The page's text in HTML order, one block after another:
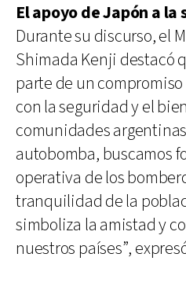
El apoyo de Japón a
Durante su discurso, el
Shimada Kenji destacó
parte de un
con la seguridad y el
comunidades
autobomba, buscamos
operativa de los
tranquilidad de la
simboliza la amistad y
nuestros países”,